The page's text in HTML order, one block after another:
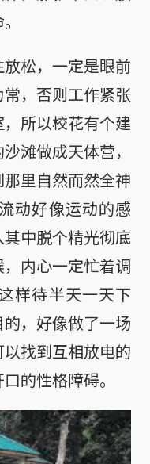
松，一定是眼前
，否则工作紧张
所以校花有个建
滩做成天体营，
里自然而然全神
动好像运动的感
中脱个精光彻底
内心一定忙着调
样待半天一天下
，好像做了一场
找到互相放电的
的性格障碍。